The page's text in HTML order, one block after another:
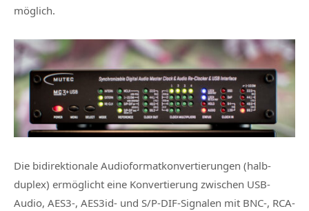
möglich.
Die bidirektionale Audioformatkonvertierungen (halb-
duplex) ermöglicht eine Konvertierung zwischen USB-
Audio, AES3-, AES3id- und S/P-DIF-Signalen mit BNC-, RCA-